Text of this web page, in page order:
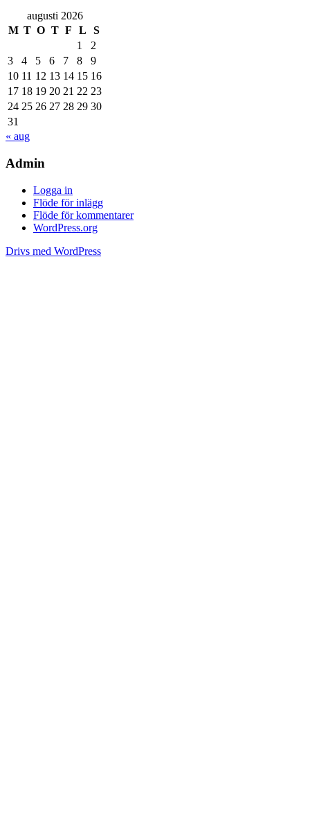
augusti 2026
M T O T F L
S
1
2
3
4 5 6 7 8
9
10 11 12 13 14 15 16
17 18 19 20 21 22 23
24 25 26 27 28 29 30
31
« aug
Admin
Logga in
Flöde för inlägg
Flöde för kommentarer
WordPress.org
Drivs med WordPress